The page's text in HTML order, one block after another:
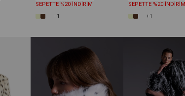
SEPETTE %20 İNDİRİM
+1
SEPETTE %20 İNDİRİM
+1